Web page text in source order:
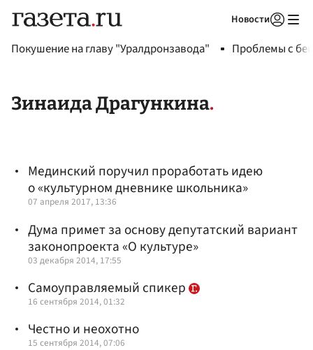
Новости
Покушение на главу "Уралдронзавода" Проблемы с
Зинаида Драгункина
Мединский поручил проработать идею
о «культурном дневнике школьника»
07 апреля 2017, 13:36
Дума примет за основу депутатский вариант
законопроекта «О культуре»
03 декабря 2014, 17:55
Самоуправляемый спикер
16 сентября 2014, 01:32
Честно и неохотно
15 сентября 2014, 07:06